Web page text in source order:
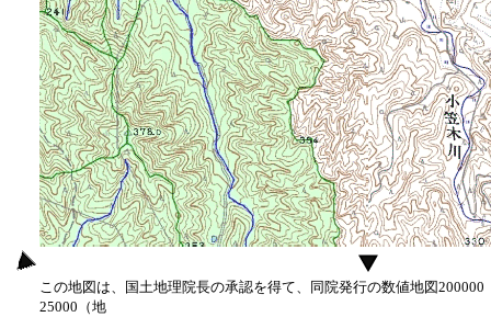
この地図は、国土地理院長の承認を得て、同院発行の数値地図
25000（地